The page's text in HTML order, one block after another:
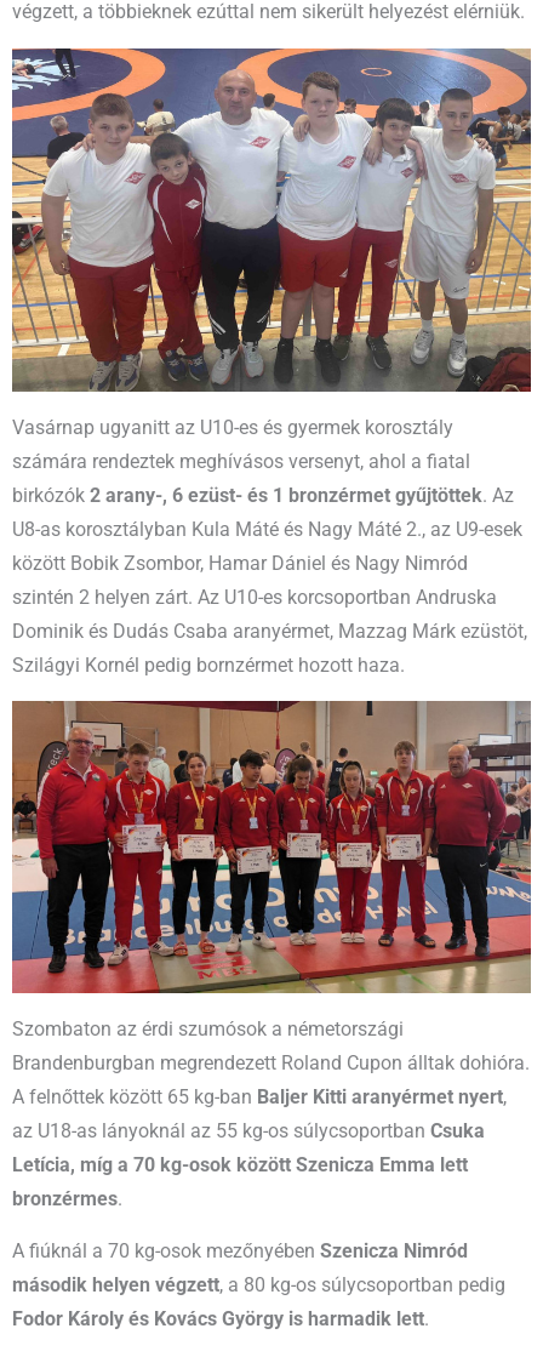
végzett, a többieknek ezúttal nem sikerült helyezést elérniük.
Vasárnap ugyanitt az U10-es és gyermek korosztály
számára rendeztek meghívásos versenyt, ahol a fiatal
birkózók 2 arany-, 6 ezüst- és 1 bronzérmet gyűjtöttek. Az
U8-as korosztályban Kula Máté és Nagy Máté 2., az U9-esek
között Bobik Zsombor, Hamar Dániel és Nagy Nimród
szintén 2 helyen zárt. Az U10-es korcsoportban Andruska
Dominik és Dudás Csaba aranyérmet, Mazzag Márk ezüstöt,
Szilágyi Kornél pedig bornzérmet hozott haza.
Szombaton az érdi szumósok a németországi
Brandenburgban megrendezett Roland Cupon álltak dohióra.
A felnőttek között 65 kg-ban Baljer Kitti aranyérmet nyert,
az U18-as lányoknál az 55 kg-os súlycsoportban Csuka
Letícia, míg a 70 kg-osok között Szenicza Emma lett
bronzérmes.
A fiúknál a 70 kg-osok mezőnyében Szenicza Nimród
második helyen végzett, a 80 kg-os súlycsoportban pedig
Fodor Károly és Kovács György is harmadik lett.